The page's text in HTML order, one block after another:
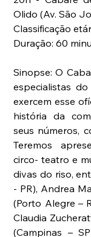
Olido (Av. São
Classificação
Duração: 60
Sinopse: O
especialistas
exercem esse
história da
seus números,
Teremos
circo- teatro e
divas do riso,
- PR), Andrea
(Porto Alegre –
Claudia
(Campinas –